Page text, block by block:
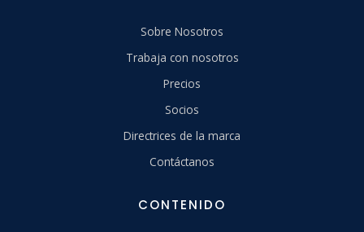
Sobre Nosotros
Trabaja con nosotros
Precios
Socios
Directrices de la marca
Contáctanos
CONTENIDO